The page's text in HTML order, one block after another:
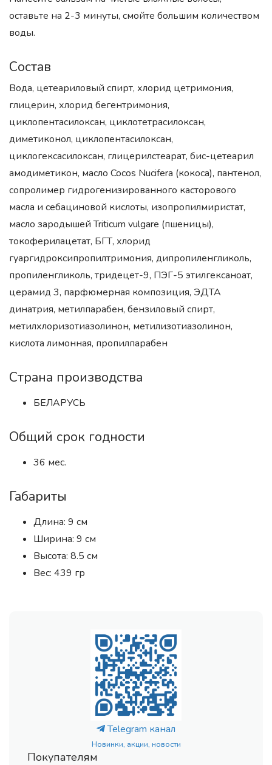
оставьте на 2-3 минуты, смойте большим количеством
воды.
Состав
Вода, цетеариловый спирт, хлорид цетримония,
глицерин, хлорид бегентримония,
циклопентасилоксан, циклотетрасилоксан,
диметиконол, циклопентасилоксан,
циклогексасилоксан, глицерилстеарат, бис-цетеарил
амодиметикон, масло Cocos Nucifera (кокоса), пантенол,
сопролимер гидрогенизированного касторового
масла и себациновой кислоты, изопропилмиристат,
масло зародышей Triticum vulgare (пшеницы),
токоферилацетат, БГТ, хлорид
гуаргидроксипропилтримония, дипропиленгликоль,
пропиленгликоль, тридецет-9, ПЭГ-5 этилгексаноат,
церамид 3, парфюмерная композиция, ЭДТА
динатрия, метилпарабен, бензиловый спирт,
метилхлоризотиазолинон, метилизотиазолинон,
кислота лимонная, пропилпарабен
Страна производства
БЕЛАРУСЬ
Общий срок годности
36 мес.
Габариты
Длина: 9 см
Ширина: 9 см
Высота: 8.5 см
Вес: 439 гр
Telegram канал
Новинки, акции, новости
Покупателям